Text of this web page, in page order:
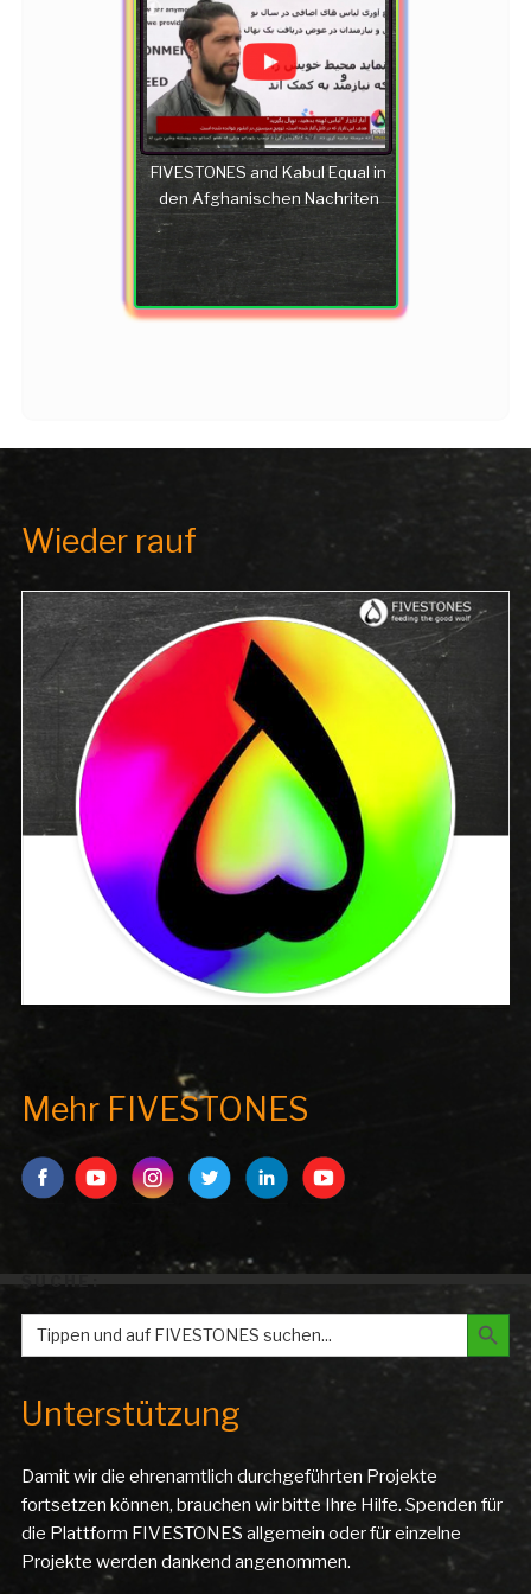
FIVESTONES and Kabul Equal in
den Afghanischen Nachriten
Wieder rauf
Mehr FIVESTONES
SUCHE:
Search
for:
Search
Unterstützung
Damit wir die ehrenamtlich durchgeführten Projekte
fortsetzen können, brauchen wir bitte Ihre Hilfe. Spenden für
die Plattform FIVESTONES allgemein oder für einzelne
Projekte werden dankend angenommen.